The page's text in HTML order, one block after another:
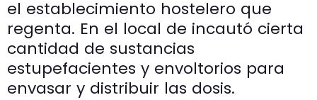
el establecimiento hostelero que
regenta. En el local de incautó cierta
cantidad de sustancias
estupefacientes y envoltorios para
envasar y distribuir las dosis.